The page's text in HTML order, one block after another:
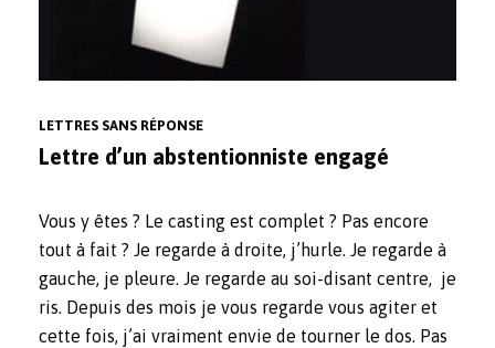
LETTRES SANS RÉPONSE
Lettre d’un abstentionniste engagé
Vous y êtes ? Le casting est complet ? Pas encore
tout à fait ? Je regarde à droite, j’hurle. Je regarde à
gauche, je pleure. Je regarde au soi-disant centre, je
ris. Depuis des mois je vous regarde vous agiter et
cette fois, j’ai vraiment envie de tourner le dos. Pas